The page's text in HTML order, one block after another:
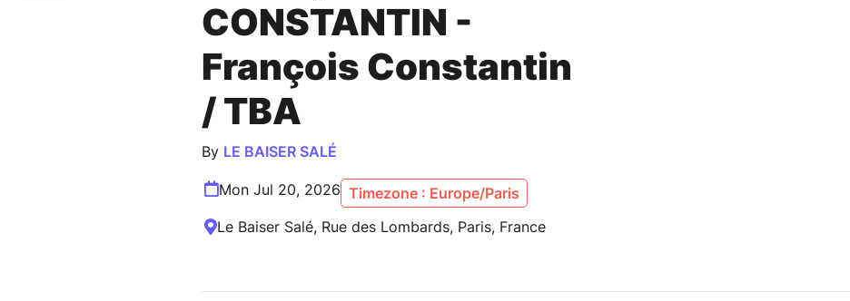
CONSTANTIN -
François Constantin
/ TBA
By LE BAISER SALÉ
Mon Jul 20, 2026 Timezone : Europe/Paris
Le Baiser Salé, Rue des Lombards, Paris, France